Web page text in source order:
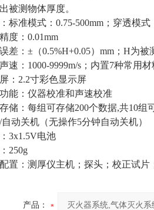
被测物体厚度。
标准模式：0.75-500mm；穿透模式
度：0.01mm
差：±（0.5%H+0.05）mm；H为被
速：1000-9999m/s；内置7种常用
：2.2寸彩色显示屏
能：仪器校准和声速校准
储：每组可存储200个数据,共10组
动关机（无操作5分钟自动关机）
3x1.5V电池
250g
置：测厚仪主机；探头；校正试片
产品：